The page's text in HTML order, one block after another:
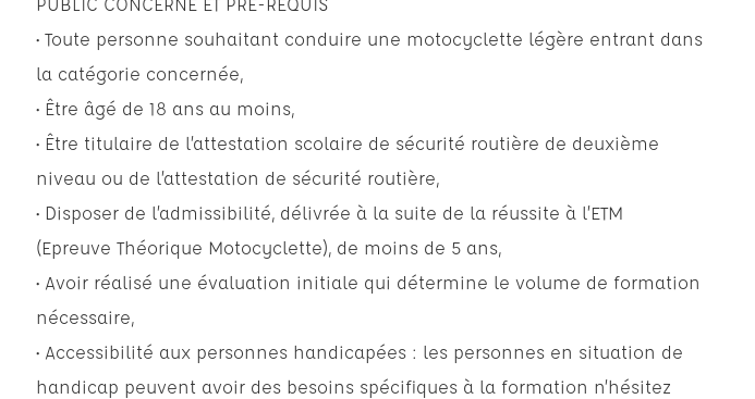
• Toute personne souhaitant conduire une motocyclette légère entrant dans
la catégorie concernée,
• Être âgé de 18 ans au moins,
• Être titulaire de l’attestation scolaire de sécurité routière de deuxième
niveau ou de l’attestation de sécurité routière,
• Disposer de l’admissibilité, délivrée à la suite de la réussite à l’ETM
(Epreuve Théorique Motocyclette), de moins de 5 ans,
• Avoir réalisé une évaluation initiale qui détermine le volume de formation
nécessaire,
• Accessibilité aux personnes handicapées : les personnes en situation de
handicap peuvent avoir des besoins spécifiques à la formation n’hésitez